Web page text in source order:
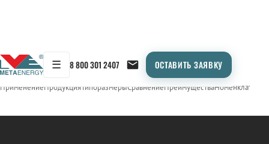
☰ 8 800 301 2407 ОСТАВИТЬ ЗАЯВКУ
← Продукция/ШИНОПРОВОД
ПрименениеПродукцияТипоразмерыСравнениеПреимуществаНоменклатура